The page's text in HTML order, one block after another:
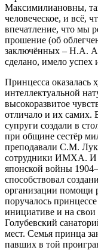
Максимилиановны,
человеческое, и всё,
впечатление, что мы
прошение (об
заключённых – Н.А.
сделано, имело успех
Принцесса оказалась
интеллектуальной
высокоразвитое
отличало и их самих.
супруги создали в
при общине сестёр
преподавали С.М.
сотрудники ИМХА. И
японской войны
способствовал
организации помощи
поручалось
инициативе и на свои
Голубевский
мест. Семья принца
павших в той